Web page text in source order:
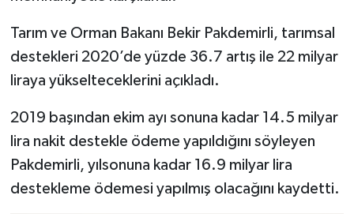
Tarım ve Orman Bakanı Bekir Pakdemirli, tarımsal
destekleri 2020’de yüzde 36.7 artış ile 22 milyar
liraya yükselteceklerini açıkladı.
2019 başından ekim ayı sonuna kadar 14.5 milyar
lira nakit destekle ödeme yapıldığını söyleyen
Pakdemirli, yılsonuna kadar 16.9 milyar lira
destekleme ödemesi yapılmış olacağını kaydetti.